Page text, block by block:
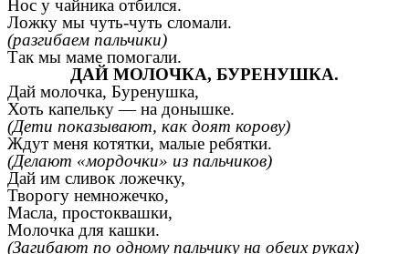
Нос у чайника отбился.
Ложку мы чуть-чуть сломали.
(разгибаем пальчики)
Так мы маме помогали.
ДАЙ МОЛОЧКА, БУРЕНУШКА.
Дай молочка, Буренушка,
Хоть капельку — на донышке.
(Дети показывают, как доят корову)
Ждут меня котятки, малые ребятки.
(Делают «мордочки» из пальчиков)
Дай им сливок ложечку,
Творогу немножечко,
Масла, простоквашки,
Молочка для кашки.
(Загибают по одному пальчику на обеих руках)